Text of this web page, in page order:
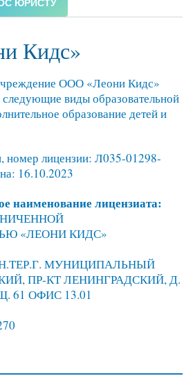
Кидс»
ООО «Леони Кидс»
виды образовательной
образование детей и
номер лицензии: Л035-01298-
16.10.2023
наименование лицензиата:
«ЛЕОНИ КИДС»
ВН.ТЕР.Г. МУНИЦИПАЛЬНЫЙ
ПР-КТ ЛЕНИНГРАДСКИЙ, Д.
61 ОФИС 13.01